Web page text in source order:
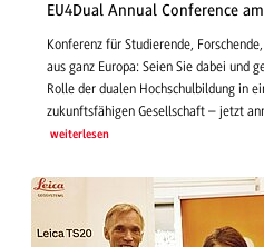
EU4Dual Annual Conference
Konferenz für Studierende,
aus ganz Europa: Seien Sie dabei und
Rolle der dualen Hochschulbildung in
zukunftsfähigen Gesellschaft – jetzt
weiterlesen